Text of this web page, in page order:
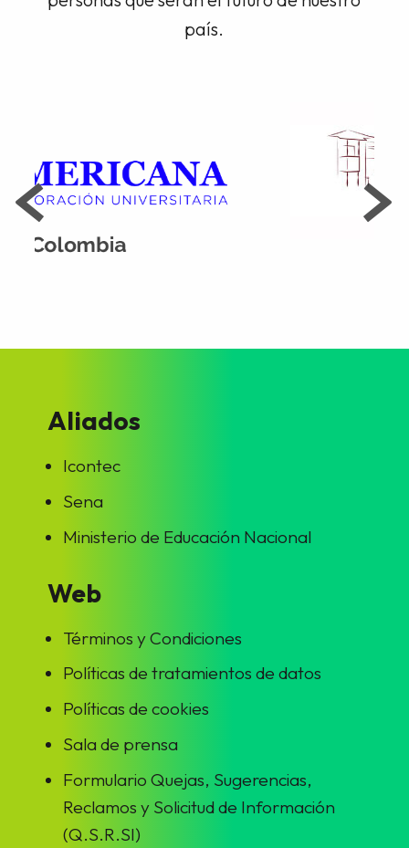
país.
Aliados
Icontec
Sena
Ministerio de Educación Nacional
Web
Términos y Condiciones
Políticas de tratamientos de datos
Políticas de cookies
Sala de prensa
Formulario Quejas, Sugerencias,
Reclamos y Solicitud de Información
(Q.S.R.SI)